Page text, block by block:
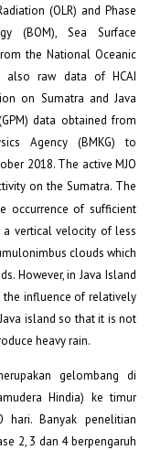
(OLR) and Phase
(BOM), Sea Surface
the National Oceanic
also raw data of HCAI
on Sumatra and Java
data obtained from
Agency (BMKG) to
2018. The active MJO
on the Sumatra. The
occurrence of sufficient
vertical velocity of less
clouds which
However, in Java Island
the influence of relatively
island so that it is not
heavy rain.
gelombang di
Hindia) ke timur
hari. Banyak penelitian
2, 3 dan 4 berpengaruh